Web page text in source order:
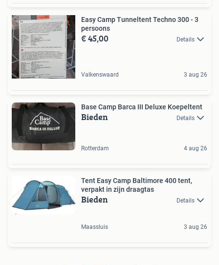
Easy Camp Tunneltent Techno 300 - 3
persoons
€ 45,00 Details
Valkenswaard 3 aug 26
Base Camp Barca III Deluxe Koepeltent
Bieden Details
Rotterdam 4 aug 26
Tent Easy Camp Baltimore 400 tent,
verpakt in zijn draagtas
Bieden Details
Maassluis 3 aug 26